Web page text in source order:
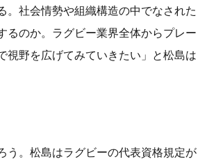
。社会情勢や組織構造の中でなされた
るのか。ラグビー業界全体からプレー
視野を広げてみていきたい」と松島は
う。松島はラグビーの代表資格規定が